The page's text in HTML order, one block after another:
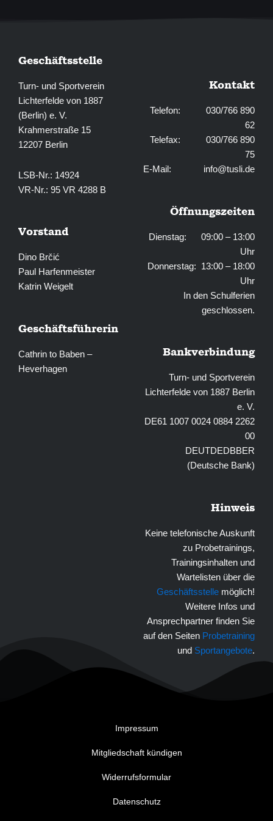
Geschäftsstelle
Turn- und Sportverein
Lichterfelde von 1887
(Berlin) e. V.
Krahmerstraße 15
12207 Berlin
LSB-Nr.: 14924
VR-Nr.: 95 VR 4288 B
Vorstand
Dino Brčić
Paul Harfenmeister
Katrin Weigelt
Geschäftsführerin
Cathrin to Baben –
Heverhagen
Kontakt
Telefon: 030/766 890
62
Telefax: 030/766 890
75
E-Mail: info@tusli.de
Öffnungszeiten
Dienstag: 09:00 – 13:00
Uhr
Donnerstag: 13:00 – 18:00
Uhr
In den Schulferien
geschlossen.
Bankverbindung
Turn- und Sportverein
Lichterfelde von 1887 Berlin
e. V.
DE61 1007 0024 0884 2262
00
DEUTDEDBBER
(Deutsche Bank)
Hinweis
Keine telefonische Auskunft
zu Probetrainings,
Trainingsinhalten und
Wartelisten über die
Geschäftsstelle möglich!
Weitere Infos und
Ansprechpartner finden Sie
auf den Seiten Probetraining
und Sportangebote.
Impressum
Mitgliedschaft kündigen
Widerrufsformular
Datenschutz